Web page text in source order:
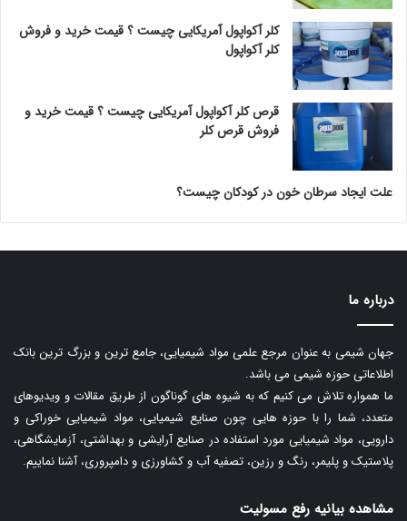
کلر آکواپول آمریکایی چیست ؟ قیمت خرید و فروش
کلر آکواپول
قرص کلر آکواپول آمریکایی چیست ؟ قیمت خرید و
فروش قرص کلر
علت ایجاد سرطان خون در کودکان چیست؟
درباره ما
جهان شیمی به عنوان مرجع علمی مواد شیمیایی، جامع ترین و بزرگ ترین بانک
اطلاعاتی حوزه شیمی می باشد.
ما همواره تلاش می کنیم که به شیوه های گوناگون از طریق مقالات و ویدیوهای
متعدد، شما را با حوزه هایی چون صنایع شیمیایی، مواد شیمیایی خوراکی و
دارویی، مواد شیمیایی مورد استفاده در صنایع آرایشی و بهداشتی، آزمایشگاهی،
پلاستیک و پلیمر، رنگ و رزین، تصفیه آب و کشاورزی و دامپروری، آشنا نماییم.
مشاهده بیانیه رفع مسولیت